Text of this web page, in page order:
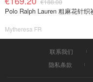
€188.00
Polo Ralph Lauren 粗麻花针织
Mytheresa FR
联系我们
隐私条款